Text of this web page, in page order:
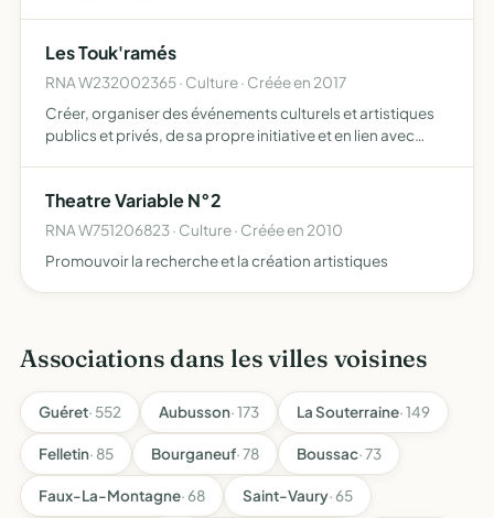
Les Touk'ramés
RNA W232002365 · Culture · Créée en 2017
Créer, organiser des événements culturels et artistiques
publics et privés, de sa propre initiative et en lien avec
Theatre Variable N°2
RNA W751206823 · Culture · Créée en 2010
Promouvoir la recherche et la création artistiques
Associations dans les villes voisines
Guéret· 552 Aubusson· 173 La Souterraine· 149
Felletin· 85 Bourganeuf· 78 Boussac· 73
Faux-La-Montagne· 68 Saint-Vaury· 65